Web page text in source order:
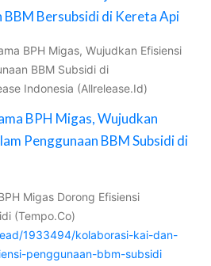
BBM Bersubsidi di Kereta Api
BPH Migas, Wujudkan Efisiensi
BBM Subsidi di
Indonesia (Allrelease.Id)
BPH Migas, Wujudkan
Penggunaan BBM Subsidi di
Migas Dorong Efisiensi
(Tempo.Co)
1933494/kolaborasi-kai-dan-
penggunaan-bbm-subsidi